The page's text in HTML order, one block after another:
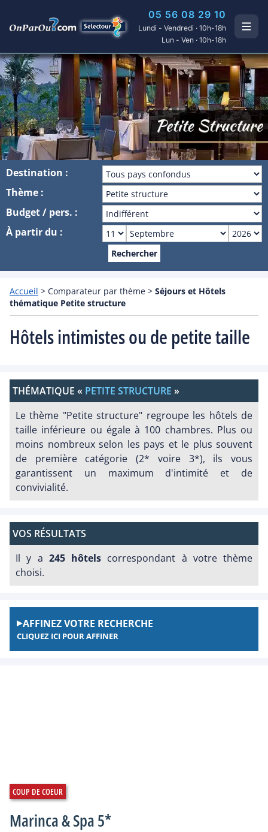
05 56 08 29 10
Lundi - Vendredi · 10h-18h
Lun - Ven · 10h-18h
Destination :
Thème :
Budget / pers. :
À partir du :
Accueil > Comparateur par thème > Séjours et Hôtels
thématique Petite structure
Hôtels intimistes ou de petite taille
THÉMATIQUE « PETITE STRUCTURE »
Le thème "Petite structure" regroupe les hôtels de
taille inférieure ou égale à 100 chambres. Plus ou
moins nombreux selon les pays et le plus souvent
de première catégorie (2* voire 3*), ils vous
garantissent un maximum d'intimité et de
convivialité.
VOS RÉSULTATS
Il y a 245 hôtels correspondant à votre thème
choisi.
AFFINEZ VOTRE RECHERCHE
CLIQUEZ ICI POUR AFFINER
Marinca & Spa 5*